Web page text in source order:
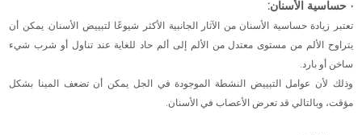
· حساسية الأسنان:
تعتبر زيادة حساسية الأسنان من الآثار الجانبية الأكثر شيوعًا لتبييض الأسنان. يمكن أن
يتراوح الألم من مستوى معتدل من الألم إلى ألم حاد للغاية عند تناول أو شرب شيء
ساخن أو بارد.
وذلك لأن عوامل التبييض النشطة الموجودة في الجل يمكن أن تضعف المينا بشكل
مؤقت، وبالتالي قد تعرض الأعصاب في الأسنان.